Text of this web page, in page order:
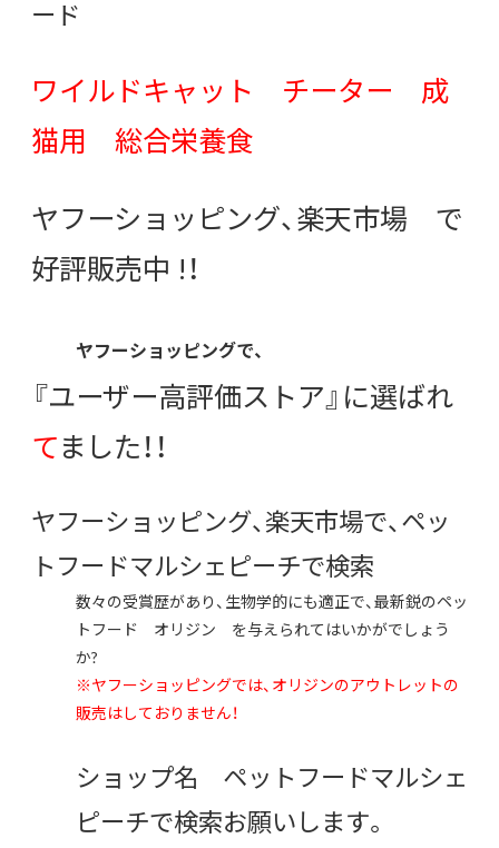
ード
ワイルドキャット チーター 成
猫用 総合栄養食
ヤフーショッピング、楽天市場 で
好評販売中 !！
ヤフーショッピングで、
『ユーザー高評価ストア』に選ばれ
てました！！
ヤフーショッピング、楽天市場で、ペッ
トフードマルシェピーチで検索
数々の受賞歴があり、生物学的にも適正で、最新鋭のペッ
トフード オリジン を与えられてはいかがでしょう
か?
※ヤフーショッピングでは、オリジンのアウトレットの
販売はしておりません！
ショップ名 ペットフードマルシェ
ピーチで検索お願いします。